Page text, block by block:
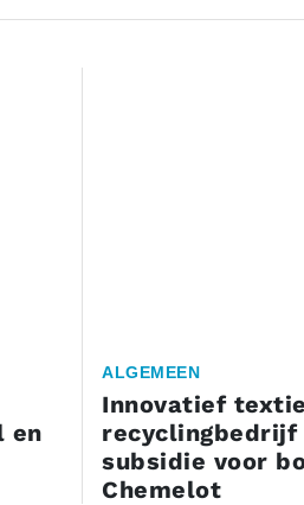
en
ALGEMEEN
Innovatief
recyclingbedrijf
subsidie voor
Chemelot